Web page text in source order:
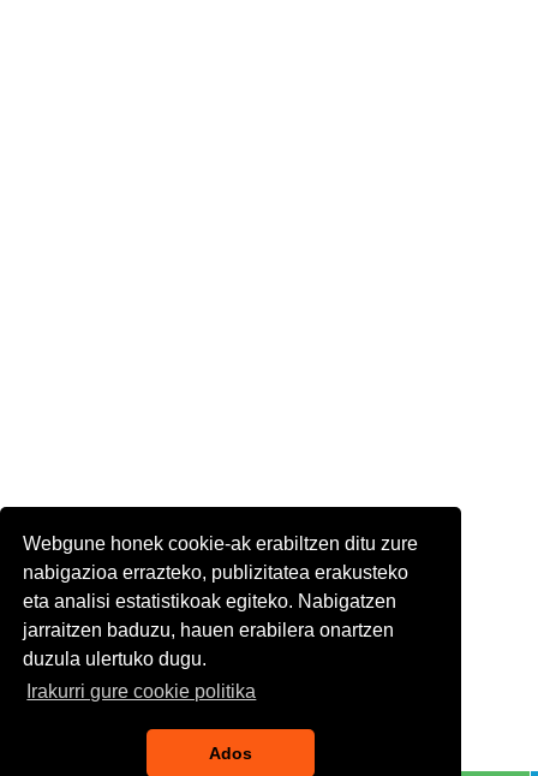
Webgune honek cookie-ak erabiltzen ditu zure
nabigazioa errazteko, publizitatea erakusteko
eta analisi estatistikoak egiteko. Nabigatzen
jarraitzen baduzu, hauen erabilera onartzen
duzula ulertuko dugu.
Irakurri gure cookie politika
Ados